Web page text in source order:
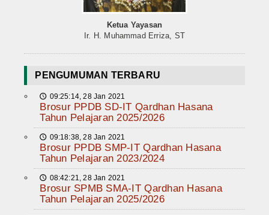
Ketua Yayasan
Ir. H. Muhammad Erriza, ST
PENGUMUMAN TERBARU
🕔 09:25:14, 28 Jan 2021
Brosur PPDB SD-IT Qardhan Hasana
Tahun Pelajaran 2025/2026
🕔 09:18:38, 28 Jan 2021
Brosur PPDB SMP-IT Qardhan Hasana
Tahun Pelajaran 2023/2024
🕔 08:42:21, 28 Jan 2021
Brosur SPMB SMA-IT Qardhan Hasana
Tahun Pelajaran 2025/2026